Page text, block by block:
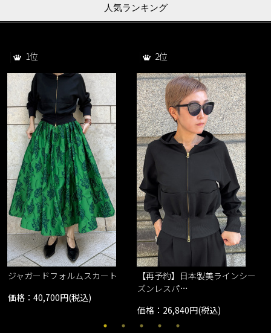
人気ランキング
1位
ジャガードフォルムスカート
価格：40,700円(税込)
2位
【再予約】日本製美ラインシー
ズンレスパ…
価格：26,840円(税込)